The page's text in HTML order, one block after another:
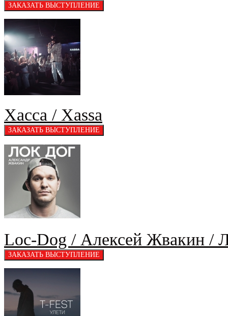
Хасса / Xassa
Loc-Dog / Алексей Жвакин /